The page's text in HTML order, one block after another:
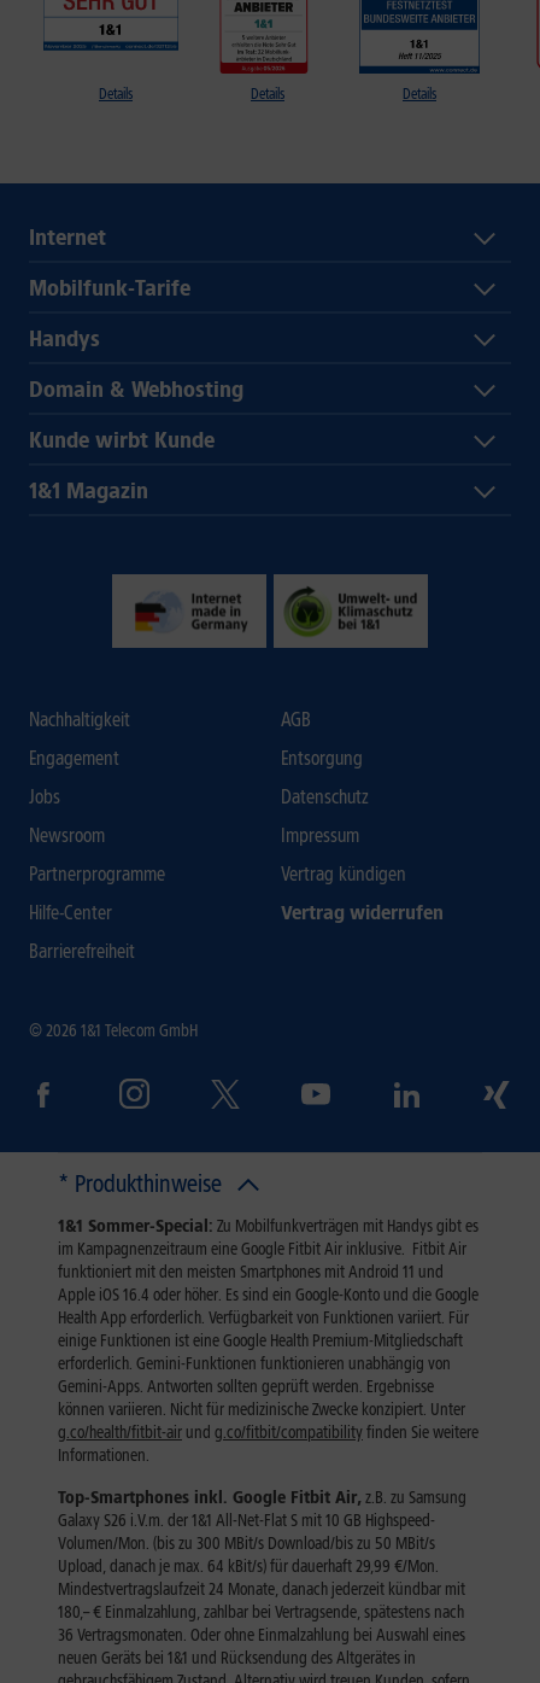
Details Details Details
Internet
Mobilfunk-Tarife
Handys
Domain & Webhosting
Kunde wirbt Kunde
1&1 Magazin
Nachhaltigkeit
Engagement
Jobs
Newsroom
Partnerprogramme
Hilfe-Center
Barrierefreiheit
AGB
Entsorgung
Datenschutz
Impressum
Vertrag kündigen
Vertrag widerrufen
© 2026 1&1 Telecom GmbH